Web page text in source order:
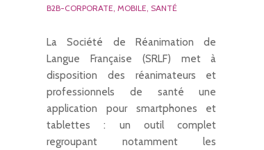
B2B-CORPORATE MOBILE SANTÉ
La Société de Réanimation de
Langue Française (SRLF) met à
disposition des réanimateurs et
professionnels de santé une
application pour smartphones et
tablettes : un outil complet
regroupant notamment les